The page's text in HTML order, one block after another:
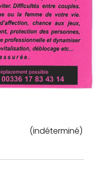
(indéterminé)